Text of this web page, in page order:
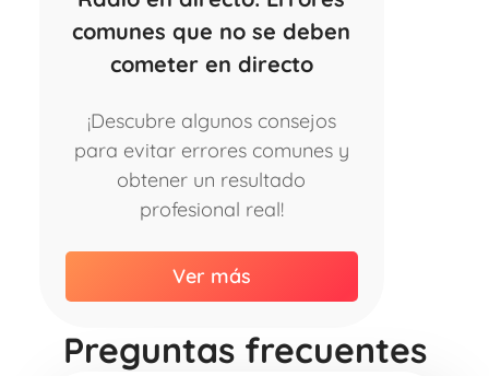
comunes que no se deben
cometer en directo
¡Descubre algunos consejos
para evitar errores comunes y
obtener un resultado
profesional real!
Ver más
Preguntas frecuentes